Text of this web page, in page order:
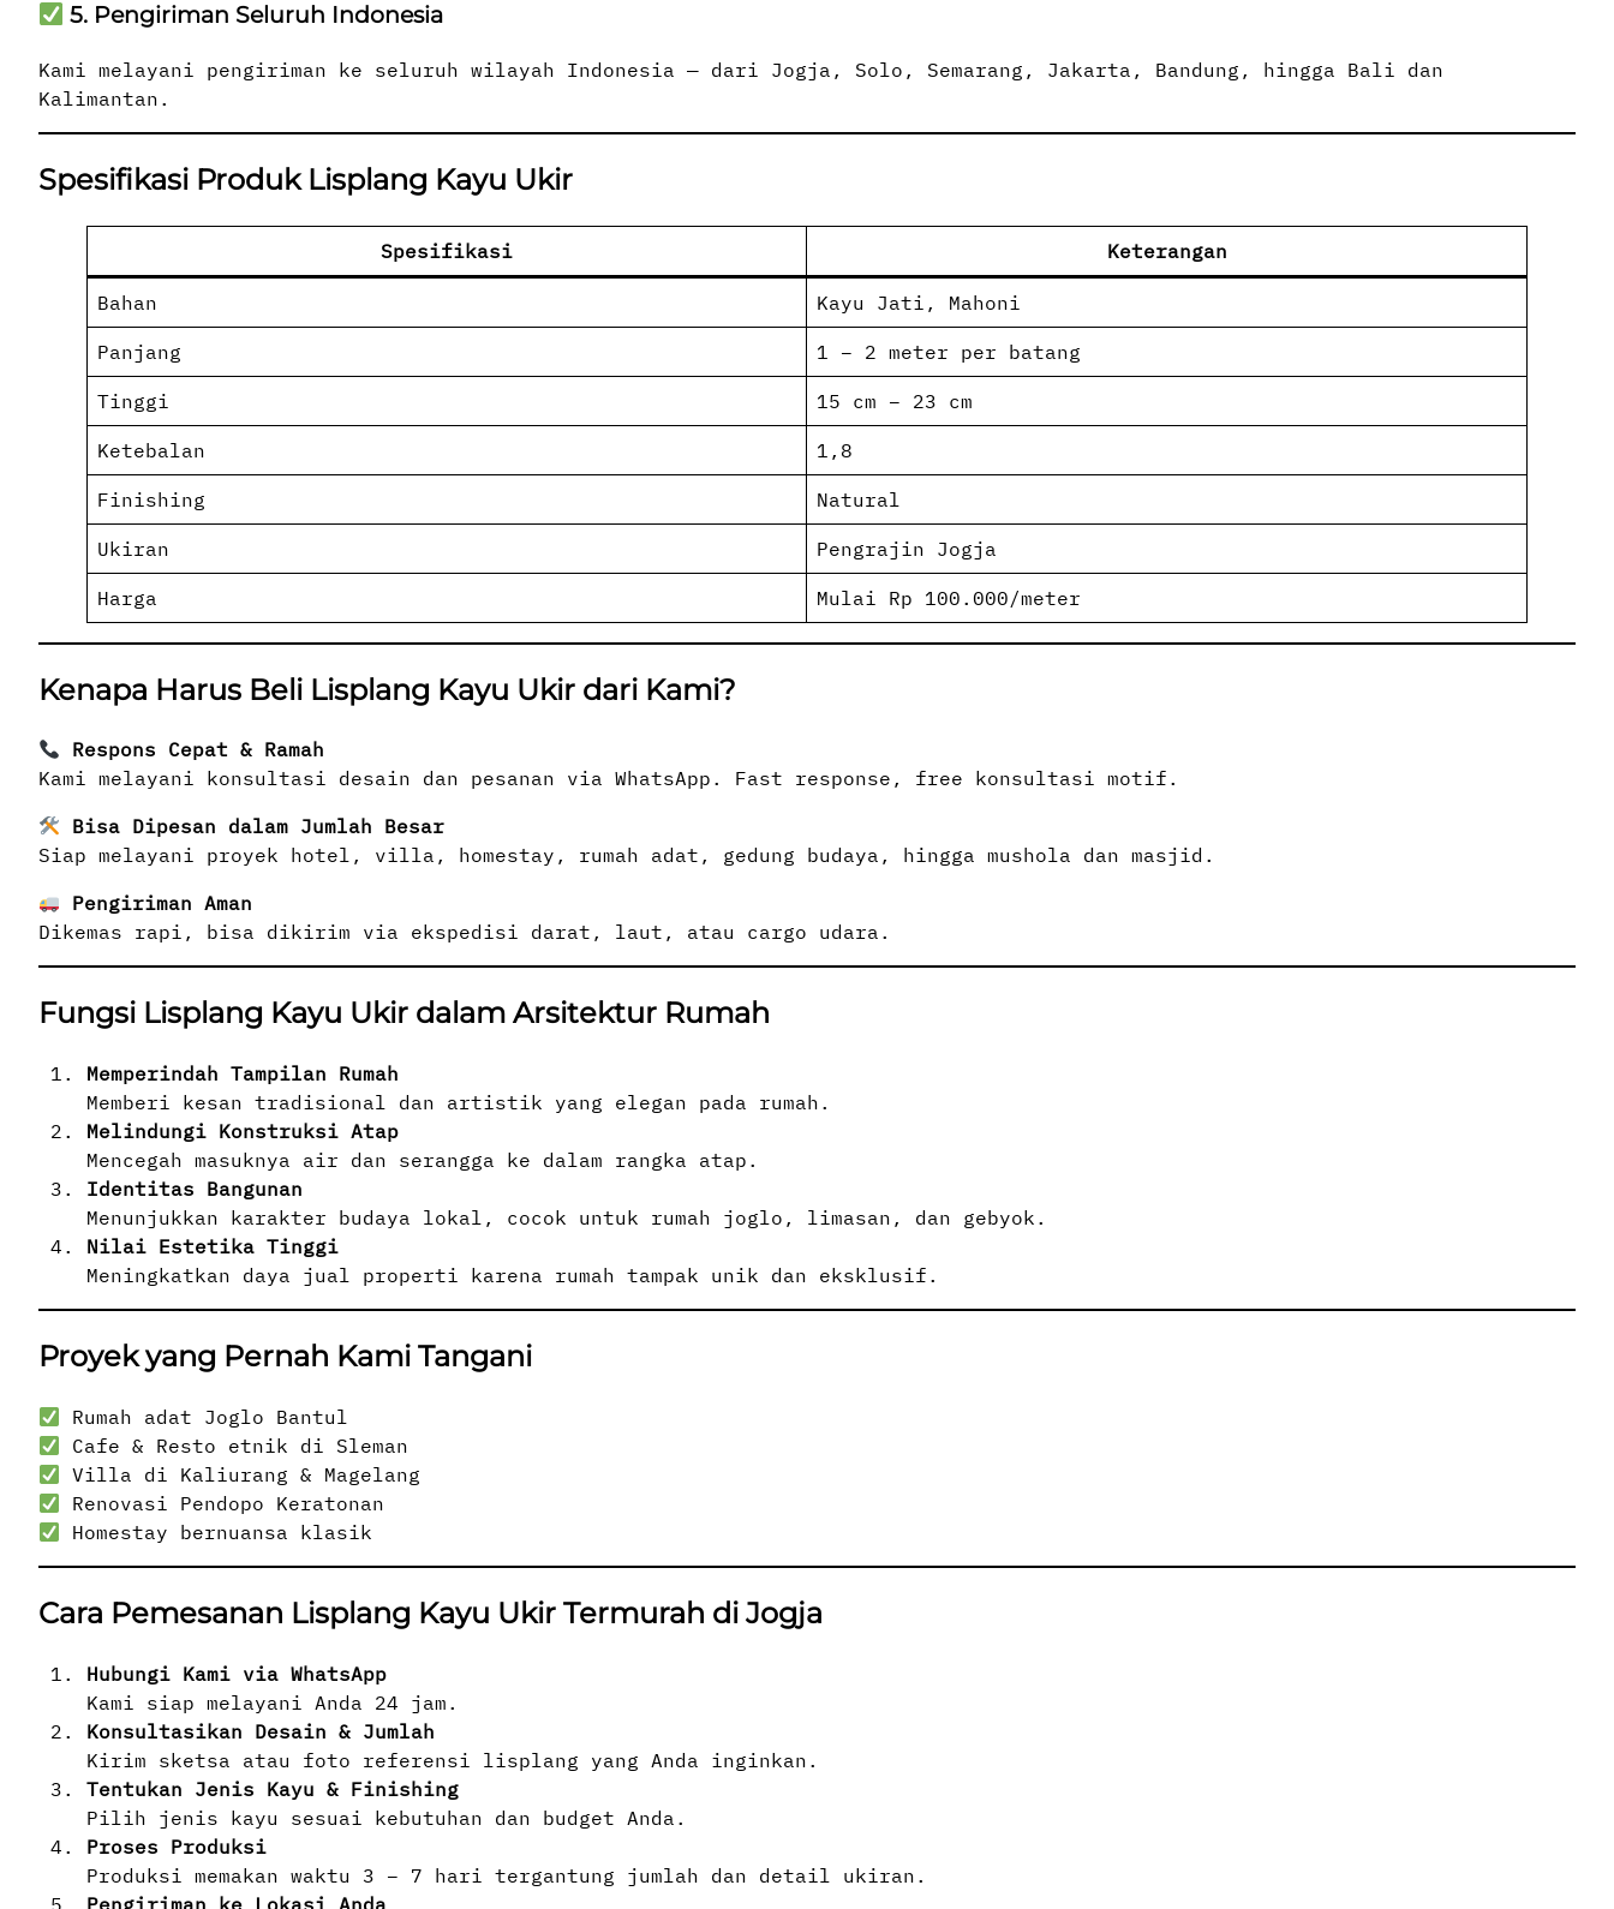
5. Pengiriman Seluruh Indonesia
Kami melayani pengiriman ke seluruh wilayah Indonesia — dari Jogja, Solo, Semarang, Jakarta, Bandung, hingga Bali dan
Kalimantan.
Spesifikasi Produk Lisplang Kayu Ukir
Spesifikasi Keterangan
Bahan Kayu Jati, Mahoni
Panjang 1 – 2 meter per batang
Tinggi 15 cm – 23 cm
Ketebalan 1,8
Finishing Natural
Ukiran Pengrajin Jogja
Harga Mulai Rp 100.000/meter
Kenapa Harus Beli Lisplang Kayu Ukir dari Kami?
Respons Cepat & Ramah
Kami melayani konsultasi desain dan pesanan via WhatsApp. Fast response, free konsultasi motif.
Bisa Dipesan dalam Jumlah Besar
Siap melayani proyek hotel, villa, homestay, rumah adat, gedung budaya, hingga mushola dan masjid.
Pengiriman Aman
Dikemas rapi, bisa dikirim via ekspedisi darat, laut, atau cargo udara.
Fungsi Lisplang Kayu Ukir dalam Arsitektur Rumah
Memperindah Tampilan Rumah
Memberi kesan tradisional dan artistik yang elegan pada rumah.
Melindungi Konstruksi Atap
Mencegah masuknya air dan serangga ke dalam rangka atap.
Identitas Bangunan
Menunjukkan karakter budaya lokal, cocok untuk rumah joglo, limasan, dan gebyok.
Nilai Estetika Tinggi
Meningkatkan daya jual properti karena rumah tampak unik dan eksklusif.
Proyek yang Pernah Kami Tangani
Rumah adat Joglo Bantul
Cafe & Resto etnik di Sleman
Villa di Kaliurang & Magelang
Renovasi Pendopo Keratonan
Homestay bernuansa klasik
Cara Pemesanan Lisplang Kayu Ukir Termurah di Jogja
Hubungi Kami via WhatsApp
Kami siap melayani Anda 24 jam.
Konsultasikan Desain & Jumlah
Kirim sketsa atau foto referensi lisplang yang Anda inginkan.
Tentukan Jenis Kayu & Finishing
Pilih jenis kayu sesuai kebutuhan dan budget Anda.
Proses Produksi
Produksi memakan waktu 3 – 7 hari tergantung jumlah dan detail ukiran.
Pengiriman ke Lokasi Anda